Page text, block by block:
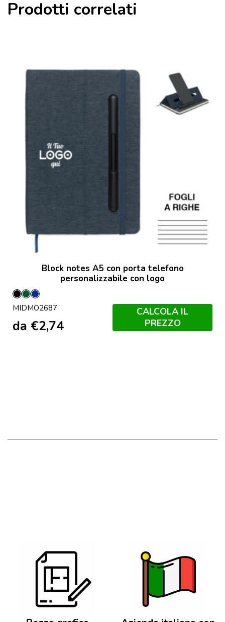
Prodotti correlati
Block notes A5 con porta telefono
personalizzabile con logo
Nero
Verde
Scuro
Francese
Navy
MIDMO2687
da €2,74
CALCOLA IL
PREZZO